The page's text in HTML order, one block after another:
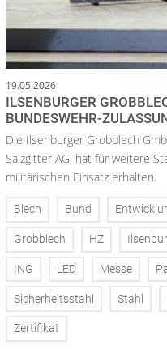
19.05.2026
ILSENBURGER
BUNDESWEHR-
Die Ilsenburger Grobblech
Salzgitter AG, hat für weitere
militärischen Einsatz erhalten.
Blech Bund
Grobblech HZ
ING LED Messe
Sicherheitsstahl Stahl
Zertifikat